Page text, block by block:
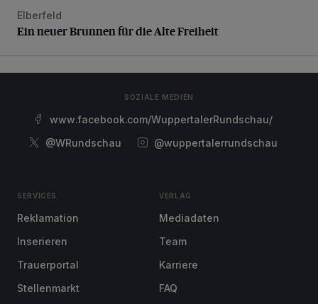
Ein neuer Brunnen für die Alte Freiheit
Elberfeld
Ein neuer Brunnen für die Alte Freiheit
SOZIALE MEDIEN
www.facebook.com/WuppertalerRundschau/
@WRundschau
@wuppertalerrundschau
SERVICES
Reklamation
Inserieren
Trauerportal
Stellenmarkt
VERLAG
Mediadaten
Team
Karriere
FAQ